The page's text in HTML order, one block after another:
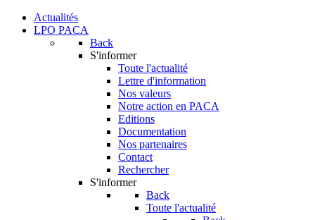
Actualités
LPO PACA
Back
S'informer
Toute l'actualité
Lettre d'information
Nos valeurs
Notre action en PACA
Editions
Documentation
Nos partenaires
Contact
Rechercher
S'informer
Back
Toute l'actualité